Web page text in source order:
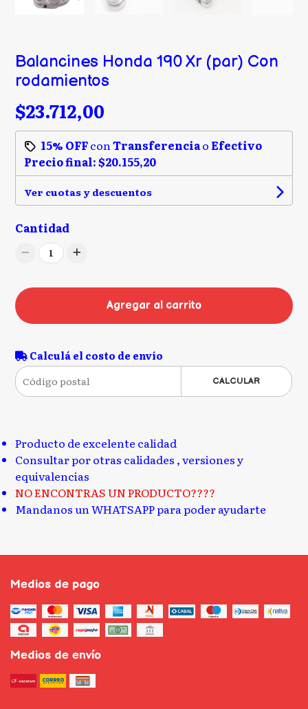
Balancines Honda 190 Xr (par) Con
rodamientos
$23.712,00
15% OFFconTransferenciao Efectivo
Precio final:$20.155,20
Ver cuotas y descuentos
Cantidad
1
Agregar al carrito
Calculá el costo de envío
CALCULAR
Producto de excelente calidad
Consultar por otras calidades , versiones y
equivalencias
NO ENCONTRAS UN PRODUCTO????
Mandanos un WHATSAPP para poder ayudarte
Medios de pago
Medios de envío